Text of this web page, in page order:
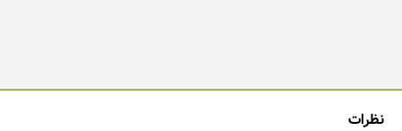
نظرات